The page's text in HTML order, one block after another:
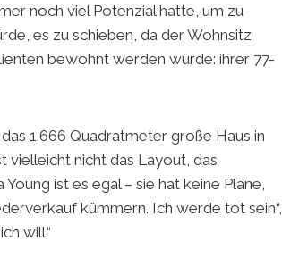
noch viel Potenzial hatte, um zu
es zu schieben, da der Wohnsitz
bewohnt werden würde: ihrer 77-
1.666 Quadratmeter große Haus in
vielleicht nicht das Layout, das
ist es egal – sie hat keine Pläne,
kümmern. Ich werde tot sein“,
will.“